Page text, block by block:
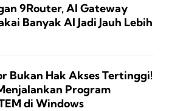
9Router, AI Gateway
Banyak AI Jadi Jauh Lebih
Bukan Hak Akses Tertinggi!
Program
di Windows